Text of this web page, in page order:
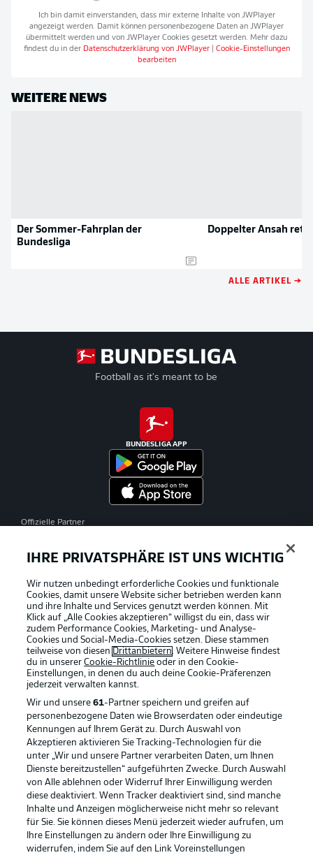
Ich bin damit einverstanden, dass mir externe Inhalte von JWPlayer
angezeigt werden. Damit können personenbezogene Daten an JWPlayer
übermittelt werden und von JWPlayer Cookies gesetzt werden. Mehr dazu
findest du in der Datenschutzerklärung von JWPlayer| Cookie-Einstellungen
bearbeiten
WEITERE NEWS
Der Sommer-Fahrplan der
Bundesliga
Doppelter Ansah
ALLE ARTIKEL →
Football as it's meant to be
BUNDESLIGA APP
Offizielle Partner
Rechtliche Hinweise Voreinstellungen verwalten
Datenschutz Nutzungsbedingungen
Broadcaster Kontakt
Jobs Impressum
IHRE PRIVATSPHÄRE IST UNS WICHTIG
Wir nutzen unbedingt erforderliche Cookies und funktionale
Cookies, damit unsere Website sicher betrieben werden kann
und ihre Inhalte und Services genutzt werden können. Mit
Klick auf „Alle Cookies akzeptieren“ willigst du ein, dass wir
zudem Performance Cookies, Marketing- und Analyse-
Cookies und Social-Media-Cookies setzen. Diese stammen
teilweise von diesen Drittanbietern. Weitere Hinweise findest
du in unsererCookie-Richtlinie oder in den Cookie-
Einstellungen, in denen du auch deine Cookie-Präferenzen
jederzeit verwalten kannst.
Wir und unsere61-Partner speichern und greifen auf
personenbezogene Daten wie Browserdaten oder eindeutige
Kennungen auf Ihrem Gerät zu. Durch Auswahl von
Akzeptieren aktivieren Sie Tracking-Technologien für die
unter „Wir und unsere Partner verarbeiten Daten, um Ihnen
Dienste bereitzustellen“ aufgeführten Zwecke. Durch Auswahl
von Alle ablehnen oder Widerruf Ihrer Einwilligung werden
diese deaktiviert. Wenn Tracker deaktiviert sind, sind manche
Inhalte und Anzeigen möglicherweise nicht mehr so relevant
für Sie. Sie können dieses Menü jederzeit wieder aufrufen, um
Ihre Einstellungen zu ändern oder Ihre Einwilligung zu
widerrufen, indem Sie auf den Link Voreinstellungen